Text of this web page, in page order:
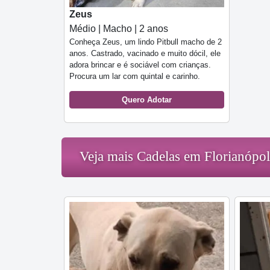
Zeus
Médio | Macho | 2 anos
Conheça Zeus, um lindo Pitbull macho de 2
anos. Castrado, vacinado e muito dócil, ele
adora brincar e é sociável com crianças.
Procura um lar com quintal e carinho.
Quero Adotar
Veja mais Cadelas em